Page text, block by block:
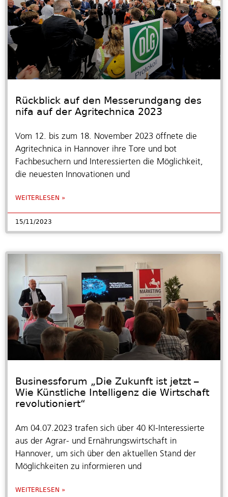
Rückblick auf den Messerundgang des
nifa auf der Agritechnica 2023
Vom 12. bis zum 18. November 2023 öffnete die
Agritechnica in Hannover ihre Tore und bot
Fachbesuchern und Interessierten die Möglichkeit,
die neuesten Innovationen und
WEITERLESEN »
15/11/2023
Businessforum „Die Zukunft ist jetzt –
Wie Künstliche Intelligenz die Wirtschaft
revolutioniert“
Am 04.07.2023 trafen sich über 40 KI-Interessierte
aus der Agrar- und Ernährungswirtschaft in
Hannover, um sich über den aktuellen Stand der
Möglichkeiten zu informieren und
WEITERLESEN »